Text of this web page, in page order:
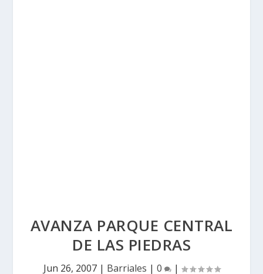
AVANZA PARQUE CENTRAL
DE LAS PIEDRAS
Jun 26, 2007| Barriales | 0 |